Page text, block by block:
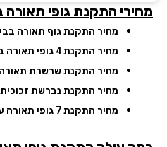
התקנת גופי תאורה
מחיר התקנת גוף תאורה בבית
מ-
מחיר התקנת 4 גופי תאורה בדירה
מחיר התקנת שרשרת תאורה
מחיר התקנת נברשת זכוכית
מ-1,000 ₪
מחיר התקנת 7 גופי תאורה עם מתגים חכמים